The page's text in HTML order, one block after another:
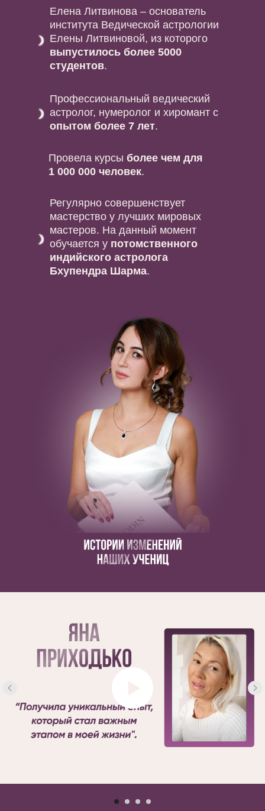
Елена Литвинова – основатель
института Ведической астрологии
Елены Литвиновой, из которого
выпустилось более 5000
студентов.
Профессиональный ведический
астролог, нумеролог и хиромант с
опытом более 7 лет.
Провела курсы более чем для
1 000 000 человек.
Регулярно совершенствует
мастерство у лучших мировых
мастеров. На данный момент
обучается у потомственного
индийского астролога
Бхупендра Шарма.